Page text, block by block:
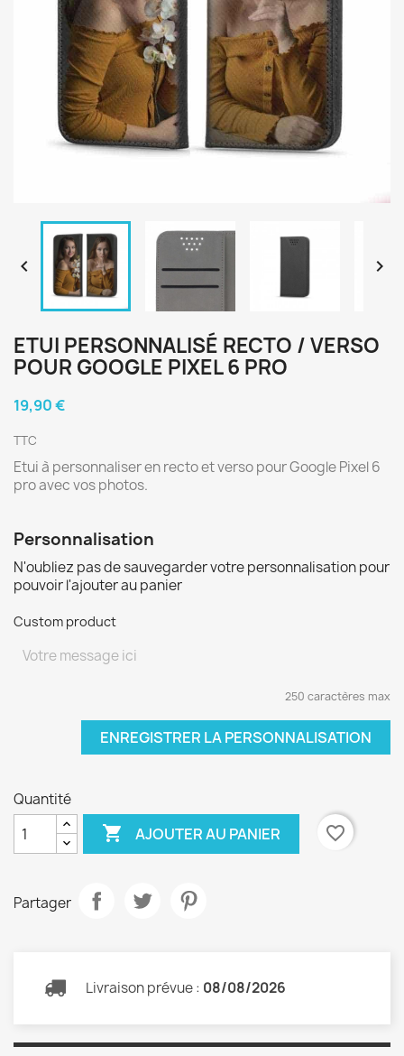
 
ETUI PERSONNALISÉ RECTO / VERSO
POUR GOOGLE PIXEL 6 PRO
19,90 €
TTC
Etui à personnaliser en recto et verso pour Google Pixel 6
pro avec vos photos.
Personnalisation
N'oubliez pas de sauvegarder votre personnalisation pour
pouvoir l'ajouter au panier
Custom product
250 caractères max
ENREGISTRER LA PERSONNALISATION
Quantité
 AJOUTER AU PANIER favorite_border
Partager
Livraison prévue : 08/08/2026